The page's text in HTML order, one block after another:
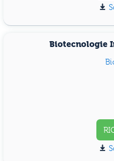
Biotecnologie